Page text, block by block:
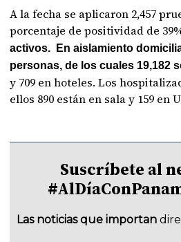
A la fecha se aplicaron 2,457
porcentaje de positividad de
activos. En aislamiento
personas, de los cuales 19,182
y 709 en hoteles. Los
ellos 890 están en sala y 159 en
Suscríbete al
Las noticias que importan